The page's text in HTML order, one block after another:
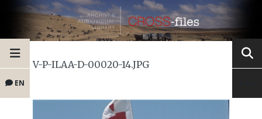
EN
V-P-ILAA-D-00020-14.JPG